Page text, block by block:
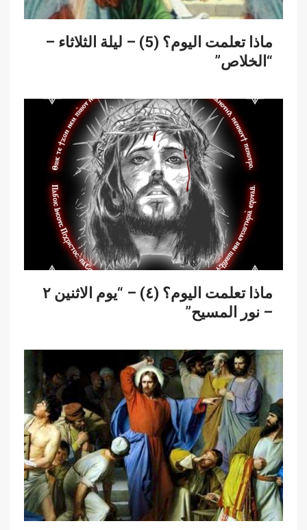
ماذا تعلمت اليوم؟ (5) – ليلة الثلاثاء –
“الخلاص”
ماذا تعلمت اليوم؟ (٤) – “يوم الاثنين ٢
– نور المسيح”